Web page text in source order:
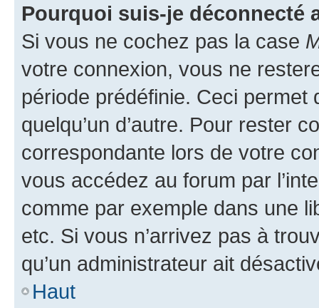
Pourquoi suis-je déconnecté
Si vous ne cochez pas la case
votre connexion, vous ne
période prédéfinie. Ceci permet
quelqu’un d’autre. Pour rester
correspondante lors de votre
vous accédez au forum par
comme par exemple dans une
etc. Si vous n’arrivez pas à
qu’un administrateur ait
Haut